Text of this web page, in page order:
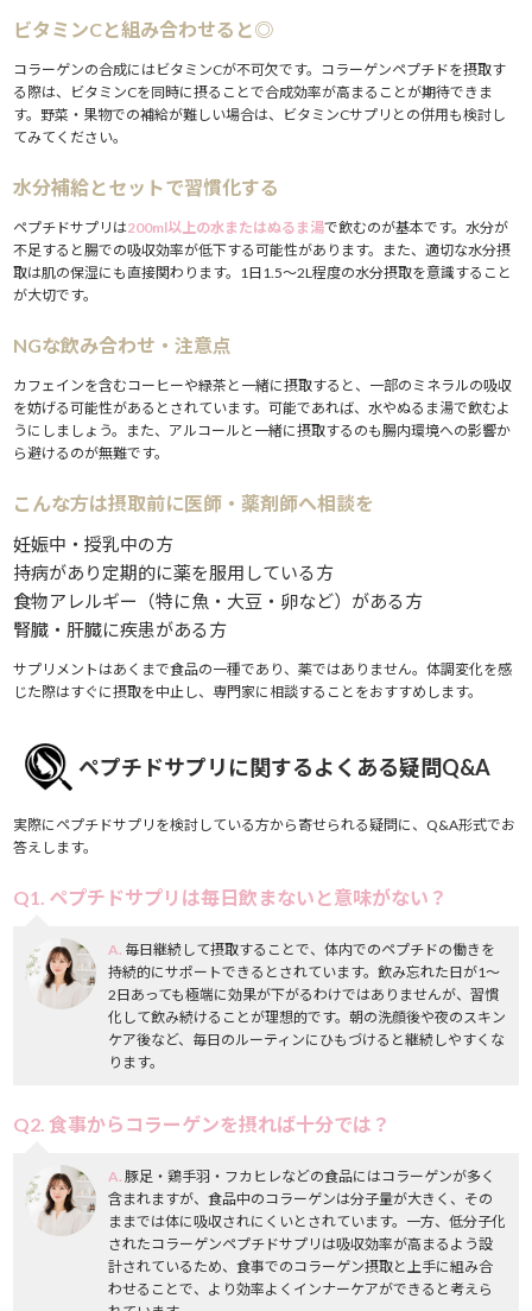
ビタミンCと組み合わせると◎
コラーゲンの合成にはビタミンCが不可欠です。コラーゲンペプチドを摂取す
る際は、ビタミンCを同時に摂ることで合成効率が高まることが期待できま
す。野菜・果物での補給が難しい場合は、ビタミンCサプリとの併用も検討し
てみてください。
水分補給とセットで習慣化する
ペプチドサプリは200ml以上の水またはぬるま湯で飲むのが基本です。水分が
不足すると腸での吸収効率が低下する可能性があります。また、適切な水分摂
取は肌の保湿にも直接関わります。1日1.5〜2L程度の水分摂取を意識すること
が大切です。
NGな飲み合わせ・注意点
カフェインを含むコーヒーや緑茶と一緒に摂取すると、一部のミネラルの吸収
を妨げる可能性があるとされています。可能であれば、水やぬるま湯で飲むよ
うにしましょう。また、アルコールと一緒に摂取するのも腸内環境への影響か
ら避けるのが無難です。
こんな方は摂取前に医師・薬剤師へ相談を
妊娠中・授乳中の方
持病があり定期的に薬を服用している方
食物アレルギー（特に魚・大豆・卵など）がある方
腎臓・肝臓に疾患がある方
サプリメントはあくまで食品の一種であり、薬ではありません。体調変化を感
じた際はすぐに摂取を中止し、専門家に相談することをおすすめします。
ペプチドサプリに関するよくある疑問Q&A
実際にペプチドサプリを検討している方から寄せられる疑問に、Q&A形式でお
答えします。
Q1. ペプチドサプリは毎日飲まないと意味がない？
A. 毎日継続して摂取することで、体内でのペプチドの働きを
持続的にサポートできるとされています。飲み忘れた日が1〜
2日あっても極端に効果が下がるわけではありませんが、習慣
化して飲み続けることが理想的です。朝の洗顔後や夜のスキン
ケア後など、毎日のルーティンにひもづけると継続しやすくな
ります。
Q2. 食事からコラーゲンを摂れば十分では？
A. 豚足・鶏手羽・フカヒレなどの食品にはコラーゲンが多く
含まれますが、食品中のコラーゲンは分子量が大きく、その
ままでは体に吸収されにくいとされています。一方、低分子化
されたコラーゲンペプチドサプリは吸収効率が高まるよう設
計されているため、食事でのコラーゲン摂取と上手に組み合
わせることで、より効率よくインナーケアができると考えら